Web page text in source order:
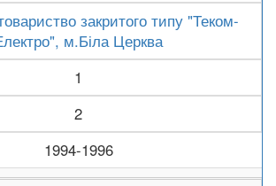
закритого типу "Теком-
м.Біла Церква
1
2
1994-1996